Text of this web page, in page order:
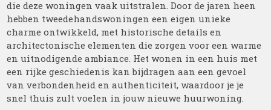
die deze woningen vaak uitstralen. Door de jaren heen
hebben tweedehandswoningen een eigen unieke
charme ontwikkeld, met historische details en
architectonische elementen die zorgen voor een warme
en uitnodigende ambiance. Het wonen in een huis met
een rijke geschiedenis kan bijdragen aan een gevoel
van verbondenheid en authenticiteit, waardoor je je
snel thuis zult voelen in jouw nieuwe huurwoning.